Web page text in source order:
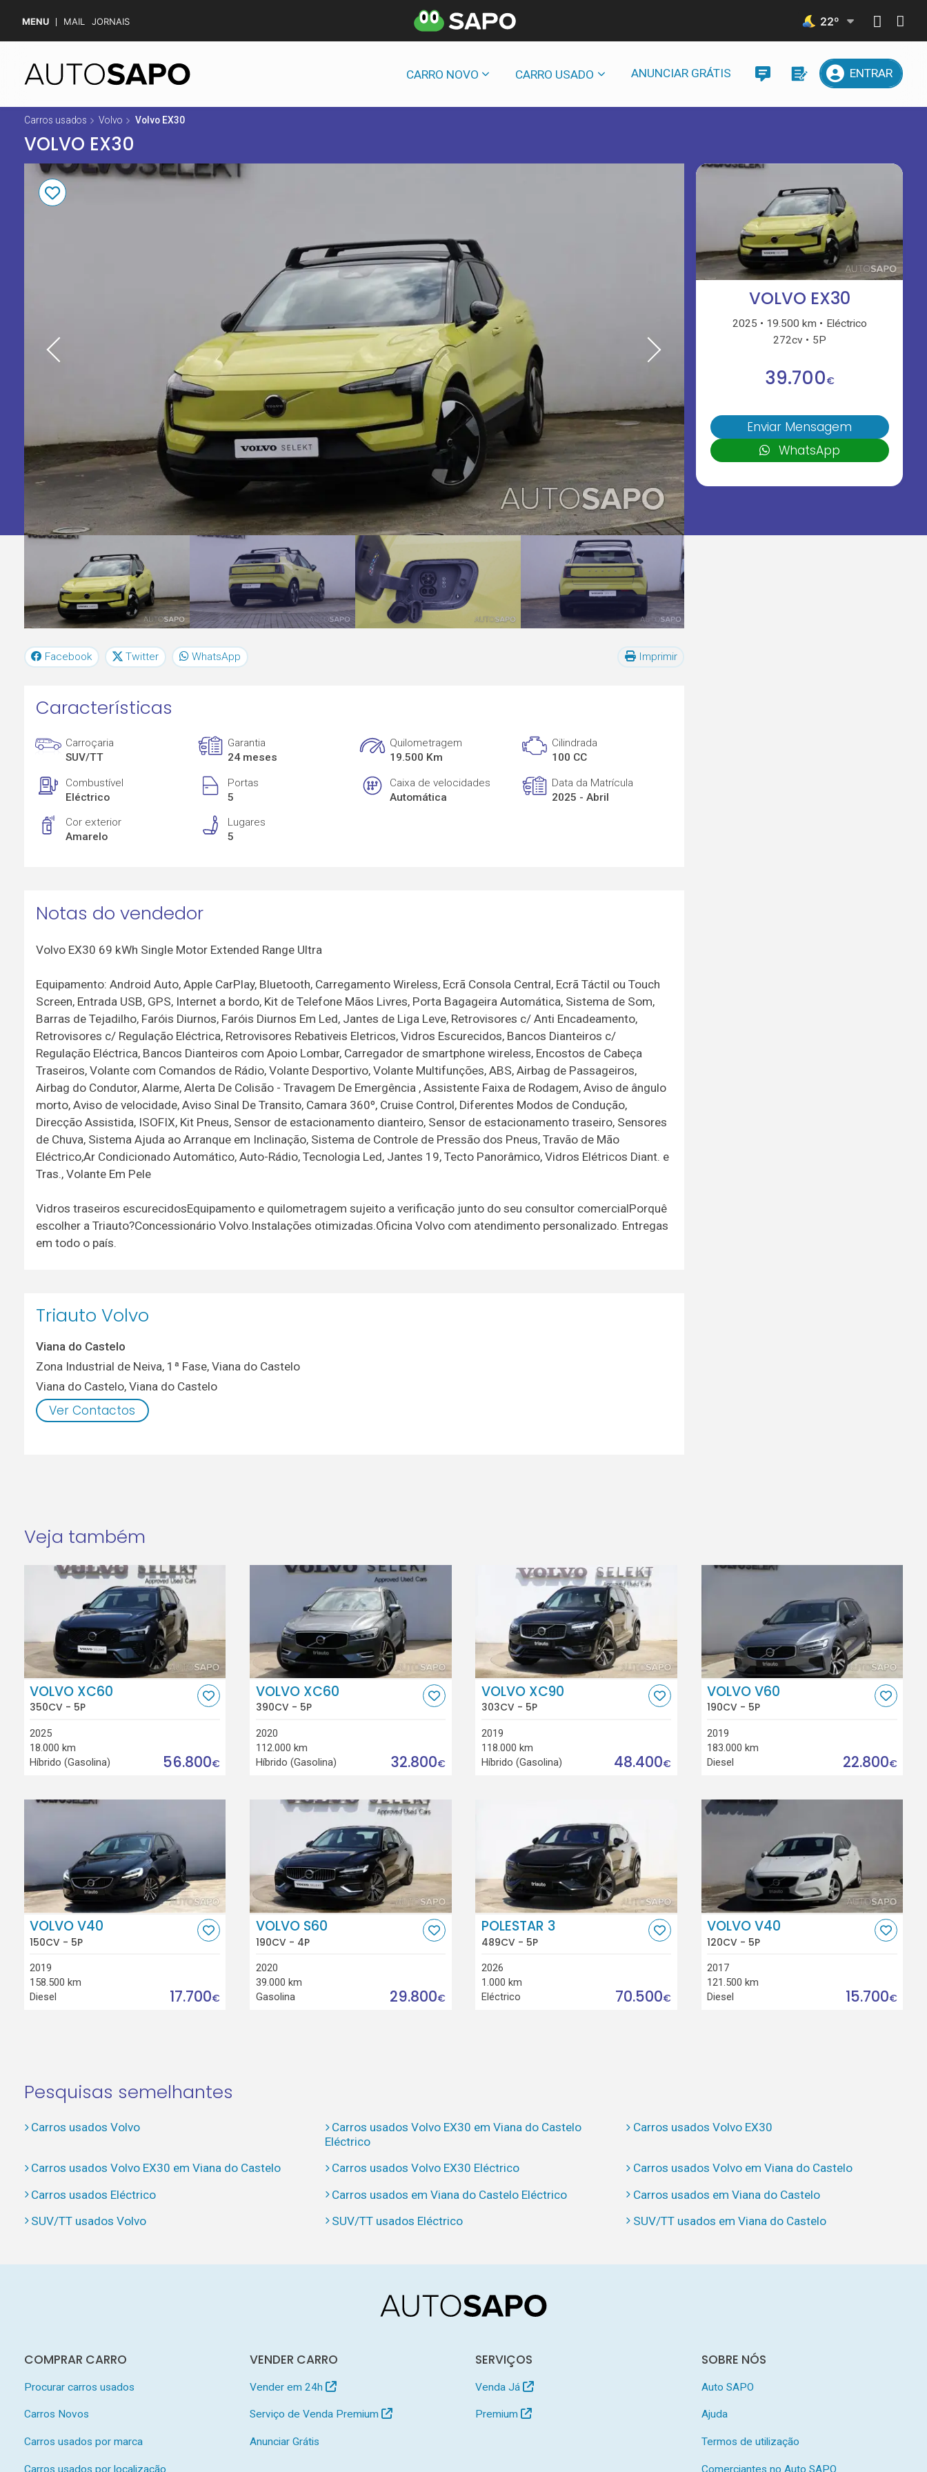
MENU MAIL JORNAIS 22º
CARRO NOVO CARRO USADO ANUNCIAR GRÁTIS ENTRAR
Carros usados Volvo Volvo EX30
VOLVO EX30
VOLVO EX30
2025 19.500 km
Eléctrico
272cv
5P
39.700€
Enviar Mensagem
WhatsApp
Facebook Twitter WhatsApp Imprimir
Características
Carroçaria
SUV/TT
Garantia
24 meses
Quilometragem
19.500 Km
Cilindrada
100 CC
Combustível
Eléctrico
Portas
5
Caixa de velocidades
Automática
Data da Matrícula
2025 - Abril
Cor exterior
Amarelo
Lugares
5
Notas do vendedor
Volvo EX30 69 kWh Single Motor Extended Range Ultra
Equipamento: Android Auto, Apple CarPlay, Bluetooth, Carregamento Wireless, Ecrã Consola Central, Ecrã Táctil ou Touch
Screen, Entrada USB, GPS, Internet a bordo, Kit de Telefone Mãos Livres, Porta Bagageira Automática, Sistema de Som,
Barras de Tejadilho, Faróis Diurnos, Faróis Diurnos Em Led, Jantes de Liga Leve, Retrovisores c/ Anti Encadeamento,
Retrovisores c/ Regulação Eléctrica, Retrovisores Rebativeis Eletricos, Vidros Escurecidos, Bancos Dianteiros c/
Regulação Eléctrica, Bancos Dianteiros com Apoio Lombar, Carregador de smartphone wireless, Encostos de Cabeça
Traseiros, Volante com Comandos de Rádio, Volante Desportivo, Volante Multifunções, ABS, Airbag de Passageiros,
Airbag do Condutor, Alarme, Alerta De Colisão - Travagem De Emergência , Assistente Faixa de Rodagem, Aviso de ângulo
morto, Aviso de velocidade, Aviso Sinal De Transito, Camara 360º, Cruise Control, Diferentes Modos de Condução,
Direcção Assistida, ISOFIX, Kit Pneus, Sensor de estacionamento dianteiro, Sensor de estacionamento traseiro, Sensores
de Chuva, Sistema Ajuda ao Arranque em Inclinação, Sistema de Controle de Pressão dos Pneus, Travão de Mão
Eléctrico,Ar Condicionado Automático, Auto-Rádio, Tecnologia Led, Jantes 19, Tecto Panorâmico, Vidros Elétricos Diant. e
Tras., Volante Em Pele
Vidros traseiros escurecidosEquipamento e quilometragem sujeito a verificação junto do seu consultor comercialPorquê
escolher a Triauto?Concessionário Volvo.Instalações otimizadas.Oficina Volvo com atendimento personalizado. Entregas
em todo o país.
Triauto Volvo
Viana do Castelo
Zona Industrial de Neiva, 1ª Fase, Viana do Castelo
Viana do Castelo, Viana do Castelo
Ver Contactos
Veja também
VOLVO XC60
350CV - 5P
2025
18.000 km
Híbrido (Gasolina)
56.800€
VOLVO XC60
390CV - 5P
2020
112.000 km
Híbrido (Gasolina)
32.800€
VOLVO XC90
303CV - 5P
2019
118.000 km
Híbrido (Gasolina)
48.400€
VOLVO V60
190CV - 5P
2019
183.000 km
Diesel
22.800€
VOLVO V40
150CV - 5P
2019
158.500 km
Diesel
17.700€
VOLVO S60
190CV - 4P
2020
39.000 km
Gasolina
29.800€
POLESTAR 3
489CV - 5P
2026
1.000 km
Eléctrico
70.500€
VOLVO V40
120CV - 5P
2017
121.500 km
Diesel
15.700€
Pesquisas semelhantes
Carros usados Volvo
Carros usados Volvo EX30 em Viana do Castelo
Eléctrico
Carros usados Volvo EX30
Carros usados Volvo EX30 em Viana do Castelo Carros usados Volvo EX30 Eléctrico
Carros usados Volvo em Viana do Castelo
Carros usados Eléctrico
Carros usados em Viana do Castelo Eléctrico
Carros usados em Viana do Castelo
SUV/TT usados Volvo
SUV/TT usados Eléctrico SUV/TT usados em Viana do Castelo
COMPRAR CARRO
Procurar carros usados
Carros Novos
Carros usados por marca
Carros usados por localização
VENDER CARRO
Vender em 24h
Serviço de Venda Premium
Anunciar Grátis
SERVIÇOS
Venda Já
Premium
SOBRE NÓS
Auto SAPO
Ajuda
Termos de utilização
Comerciantes no Auto SAPO